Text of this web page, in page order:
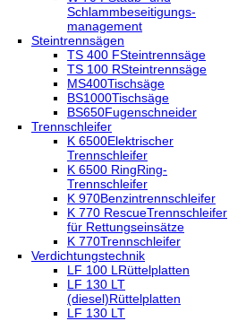
Schlammbeseitigungs-
management
Steintrennsägen
TS 400 FSteintrennsäge
TS 100 RSteintrennsäge
MS400Tischsäge
BS1000Tischsäge
BS650Fugenschneider
Trennschleifer
K 6500Elektrischer
Trennschleifer
K 6500 RingRing-
Trennschleifer
K 970Benzintrennschleifer
K 770 RescueTrennschleifer
für Rettungseinsätze
K 770Trennschleifer
Verdichtungstechnik
LF 100 LRüttelplatten
LF 130 LT
(diesel)Rüttelplatten
LF 130 LT